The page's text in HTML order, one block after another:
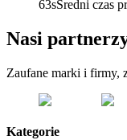
63sŚredni czas
Nasi
Zaufane marki i firmy,
Kategorie